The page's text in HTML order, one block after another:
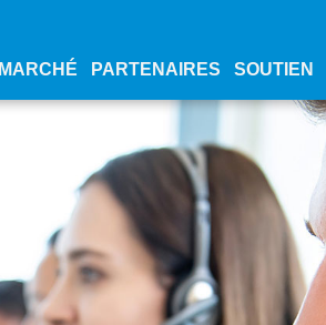
MARCHÉ PARTENAIRES SOUTIEN